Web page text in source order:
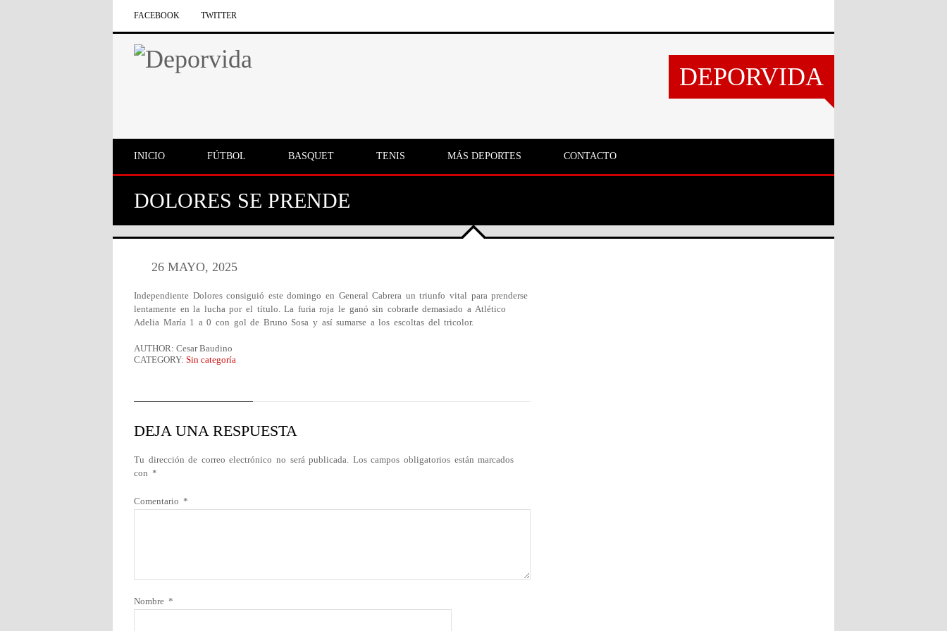
FACEBOOK TWITTER
DEPORVIDA
INICIO FÚTBOL BASQUET TENIS MÁS DEPORTES CONTACTO
DOLORES SE PRENDE
26 MAYO, 2025
Independiente Dolores consiguió este domingo en General Cabrera un triunfo vital para prenderse
lentamente en la lucha por el título. La furia roja le ganó sin cobrarle demasiado a Atlético
Adelia María 1 a 0 con gol de Bruno Sosa y así sumarse a los escoltas del tricolor.
AUTHOR: Cesar Baudino
CATEGORY: Sin categoría
DEJA UNA RESPUESTA
Tu dirección de correo electrónico no será publicada. Los campos obligatorios están marcados
con *
Comentario *
Nombre *